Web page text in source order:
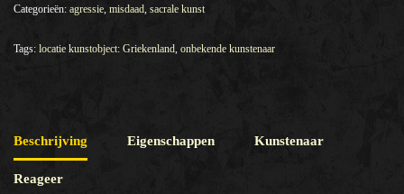
Categorieën: agressie, misdaad, sacrale kunst
Tags: locatie kunstobject: Griekenland, onbekende kunstenaar
Beschrijving Eigenschappen Kunstenaar
Reageer